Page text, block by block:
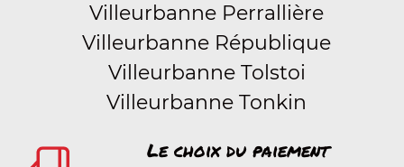
Villeurbanne Perrallière
Villeurbanne République
Villeurbanne Tolstoi
Villeurbanne Tonkin
Le choix du paiement